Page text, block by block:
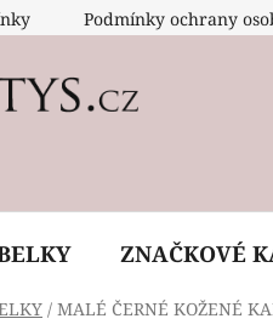
Podmínky ochrany
ZNAČKOVÉ
/ MALÉ ČERNÉ KOŽENÉ